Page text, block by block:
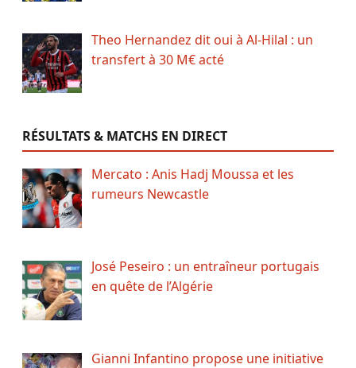
Theo Hernandez dit oui à Al-Hilal : un
transfert à 30 M€ acté
RÉSULTATS & MATCHS EN DIRECT
Mercato : Anis Hadj Moussa et les
rumeurs Newcastle
José Peseiro : un entraîneur portugais
en quête de l’Algérie
Gianni Infantino propose une initiative